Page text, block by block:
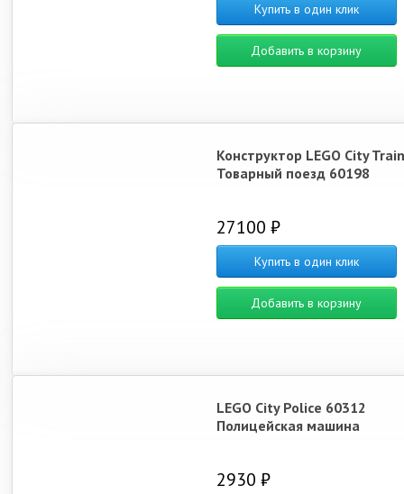
Купить в один клик
Добавить в корзину
Конструктор LEGO City
Товарный поезд 60198
27100 ₽
Купить в один клик
Добавить в корзину
LEGO City Police 60312
Полицейская машина
2930 ₽